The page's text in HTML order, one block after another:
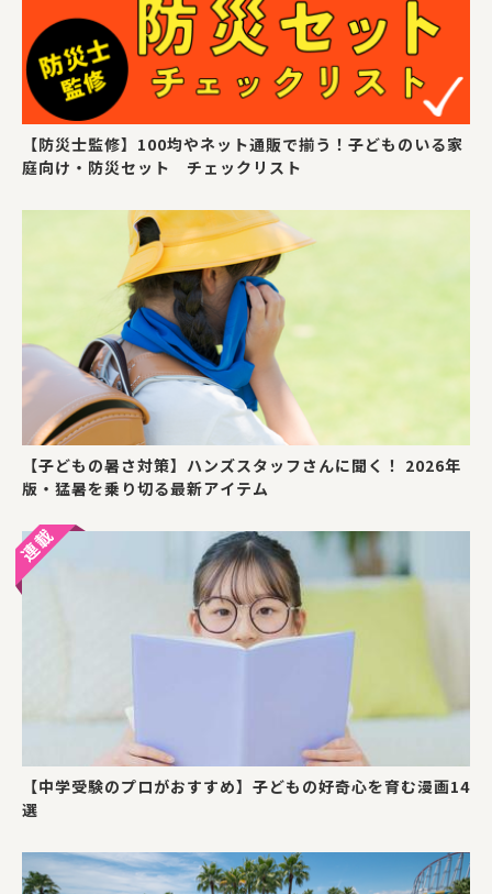
【防災士監修】100均やネット通販で揃う！子どものいる家
庭向け・防災セット チェックリスト
【子どもの暑さ対策】ハンズスタッフさんに聞く！ 2026年
版・猛暑を乗り切る最新アイテム
【中学受験のプロがおすすめ】子どもの好奇心を育む漫画14
選